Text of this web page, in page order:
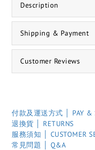
Description
Shipping & Payment
Customer Reviews
付款及運送方式 │ PAY &
退換貨 │ RETURNS
服務須知 │ CUSTOMER
常見問題 │ Q&A